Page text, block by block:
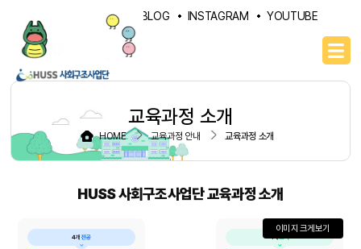
NAVER BLOG INSTAGRAM YOUTUBE
교육과정 소개
HOME 교육과정 안내 교육과정 소개
HUSS 사회구조사업단 교육과정 소개
이미지 크게보기